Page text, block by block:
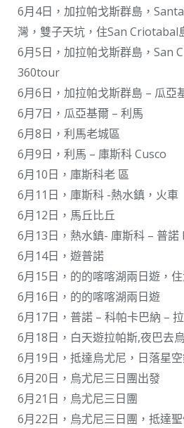
6月4日，加拉帕戈斯群島，
灣，雙子天坑，住San Criotabal
6月5日，加拉帕戈斯群島，San
360tour
6月6日，加拉帕戈斯群島 – 瓜亞
6月7日，瓜亞基爾 – 利馬
6月8日，利馬老城區
6月9日，利馬 – 庫斯科 Cusco
6月10日，庫斯科老 區
6月11日，庫斯科 -熱水鎮，火車
6月12日，馬丘比丘
6月13日，熱水鎮- 庫斯科 – 普諾
6月14日，遊普諾
6月15日，的的喀喀湖兩日遊，
6月16日，的的喀喀湖兩日遊
6月17日，普諾 – 科帕卡巴納 –
6月18日，白天遊拉帕斯,夜巴去
6月19日，抵達烏尤尼，日落星
6月20日，烏尤尼三日團出發
6月21日，烏尤尼三日團
6月22日，烏尤尼三日團，抵達